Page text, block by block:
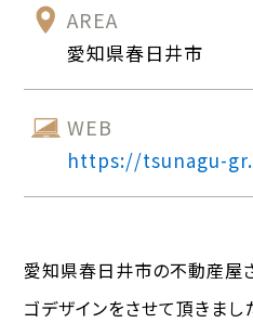
AREA
愛知県春日井市
WEB
https://tsunagu-
愛知県春日井市の不動産屋
ゴデザインをさせて頂きまし